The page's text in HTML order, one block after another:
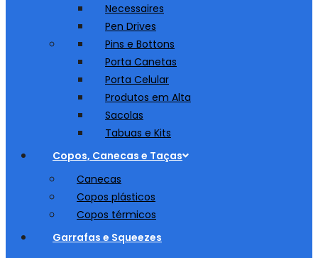
Necessaires
Pen Drives
Pins e Bottons
Porta Canetas
Porta Celular
Produtos em Alta
Sacolas
Tabuas e Kits
Copos, Canecas e Taças
Canecas
Copos plásticos
Copos térmicos
Garrafas e Squeezes